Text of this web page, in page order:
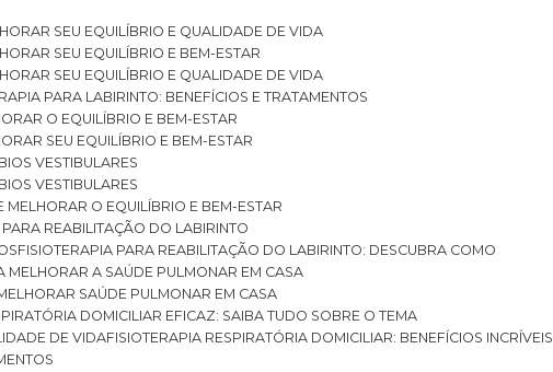
SEU EQUILÍBRIO E QUALIDADE DE VIDA
SEU EQUILÍBRIO E BEM-ESTAR
SEU EQUILÍBRIO E QUALIDADE DE VIDA
PARA LABIRINTO: BENEFÍCIOS E TRATAMENTOS
O EQUILÍBRIO E BEM-ESTAR
SEU EQUILÍBRIO E BEM-ESTAR
VESTIBULARES
VESTIBULARES
MELHORAR O EQUILÍBRIO E BEM-ESTAR
PARA REABILITAÇÃO DO LABIRINTO
FISIOTERAPIA PARA REABILITAÇÃO DO LABIRINTO: DESCUBRA COMO
MELHORAR A SAÚDE PULMONAR EM CASA
SAÚDE PULMONAR EM CASA
DOMICILIAR EFICAZ: SAIBA TUDO SOBRE O TEMA
DE VIDA FISIOTERAPIA RESPIRATÓRIA DOMICILIAR: BENEFÍCIOS INCRÍVEIS